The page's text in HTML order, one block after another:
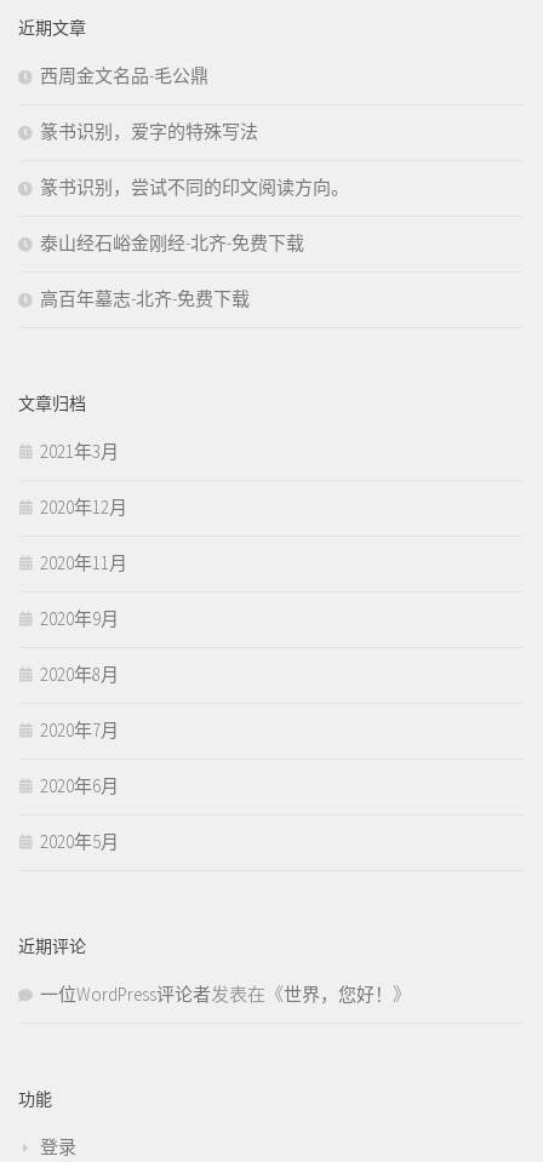
近期文章
西周金文名品-毛公鼎
篆书识别，爱字的特殊写法
篆书识别，尝试不同的印文阅读方向。
泰山经石峪金刚经-北齐-免费下载
高百年墓志-北齐-免费下载
文章归档
2021年3月
2020年12月
2020年11月
2020年9月
2020年8月
2020年7月
2020年6月
2020年5月
近期评论
一位WordPress评论者发表在《世界，您好！ 》
功能
登录